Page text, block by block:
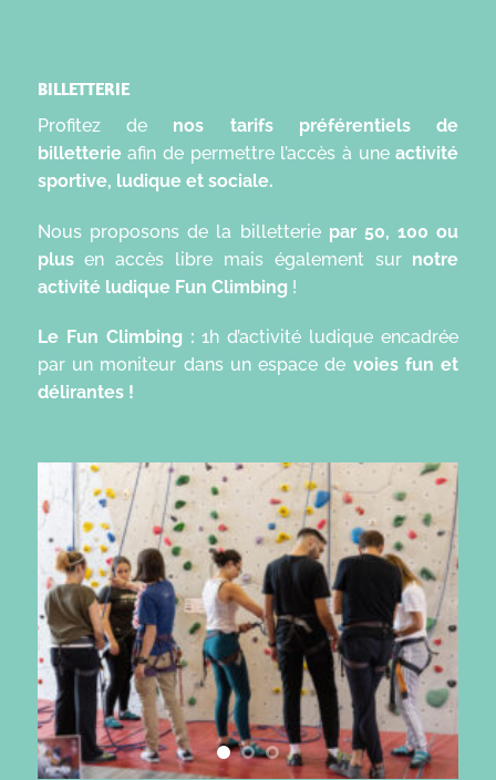
BILLETTERIE
Profitez de nos tarifs préférentiels de
billetterieafin de permettre l’accès à uneactivité
sportive, ludique et sociale.
Nous proposons de la billetterie par 50, 100 ou
plusen accès libre mais également sur notre
activité ludique Fun Climbing !
Le Fun Climbing :1h d’activité ludique encadrée
par un moniteur dans un espace de voies fun et
délirantes !